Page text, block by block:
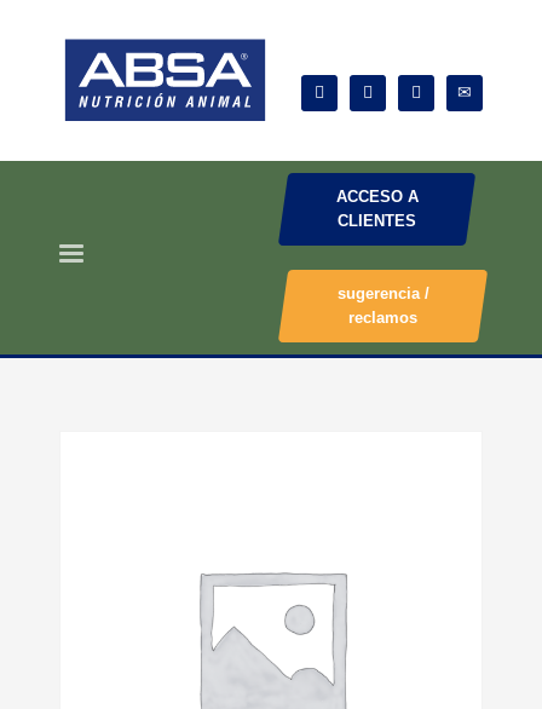
ACCESO A
CLIENTES
sugerencia /
reclamos